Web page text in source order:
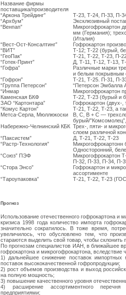
Название фирмы
поставщика/производителя
“Аркона Трейдинг”
Т-23, Т-24, П-33, П-
“Архбум”
Эксклюзивный
“Венпап”
Микрогофрокартон
мм (Германия);
(Италия)
“Вест-Ост-Консалтинг”
Гофрокартон
“ВИТ”
Т-12; Т-22 (бурый,
“ГеоПак”
Т-21, Т-22, Т-23, П-
“Готек-Принт”
Д, Т-11, Т-12, Т-13,
“Гофра”
Различные марки
и белым покрывным
“Гофрон”
Т-21, Т-25. П-31, П-
“Группа Петерсон”
“Петерсон Эмбалла
“Инмар
Микрогофрокартон
Каменская БКФ
Т-22, Т-23 (бурый и
ЗАО “Картонтара”
Гофрокартон (двух-
“Комус Картон”
Т-21, Т-22, Т-23, а
Метса-Серла, Мюллюкоски
В, С, В + С —
бурый/
Набережно-Челнинский КБК Трех-, пяти- и
слоем различной
“Паксистем”
Д, Т-21, Т-22, Т-23
“Растр-Технология”
Микрогофрокартонн
Односторонний,
“Союз” ПЭФ
Микрогофрокартон
П-32, П-33, П-34, П-
“Стора Энсо”
Гофрокартон и
ассортименте
“Тароупаковка”
Т-21, Т-22, Т-23
Прогноз
Использование отечественного гофрокартона и
кризиса 1998 года количество импорта
значительно сократилось. В тоже время,
увеличилось, что обусловлено тем, что
стараются выделить свой товар, чтобы склонить
По прогнозам специалистов ИАН, в ближайшее
гофрокартона и микрогофрокартона, вследствие
1) дальнейшее снижение поставок
поставок высококачественной гофропродукции;
2) рост объемов производства и выход
на полную мощность;
3) повышение качественного уровня
4) расширение ассортиментного перечня
предприятиями;